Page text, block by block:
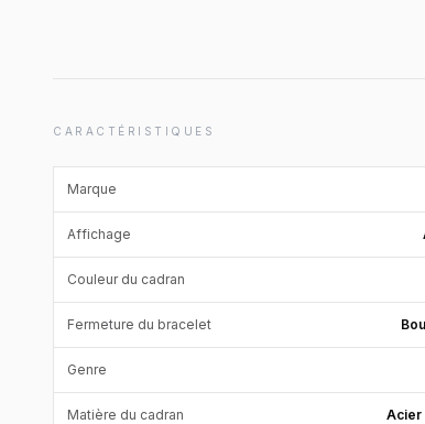
CARACTÉRISTIQUES
Marque
Affichage
Couleur du cadran
Fermeture du bracelet
Genre
Matière du cadran Acier